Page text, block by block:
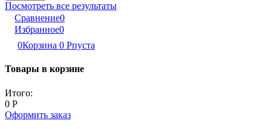
Посмотреть все результаты
Сравнение0
Избранное0
0Корзина 0 Рпуста
Товары в корзине
Итого:
0 Р
Оформить заказ